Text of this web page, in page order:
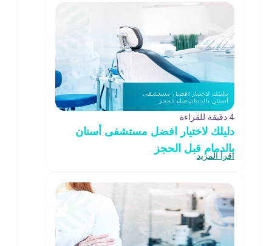
4 دقيقة للقراءة
دليلك لاختيار افضل مستشفى أسنان
بالدمام قبل الحجز
اقرأ المزيد